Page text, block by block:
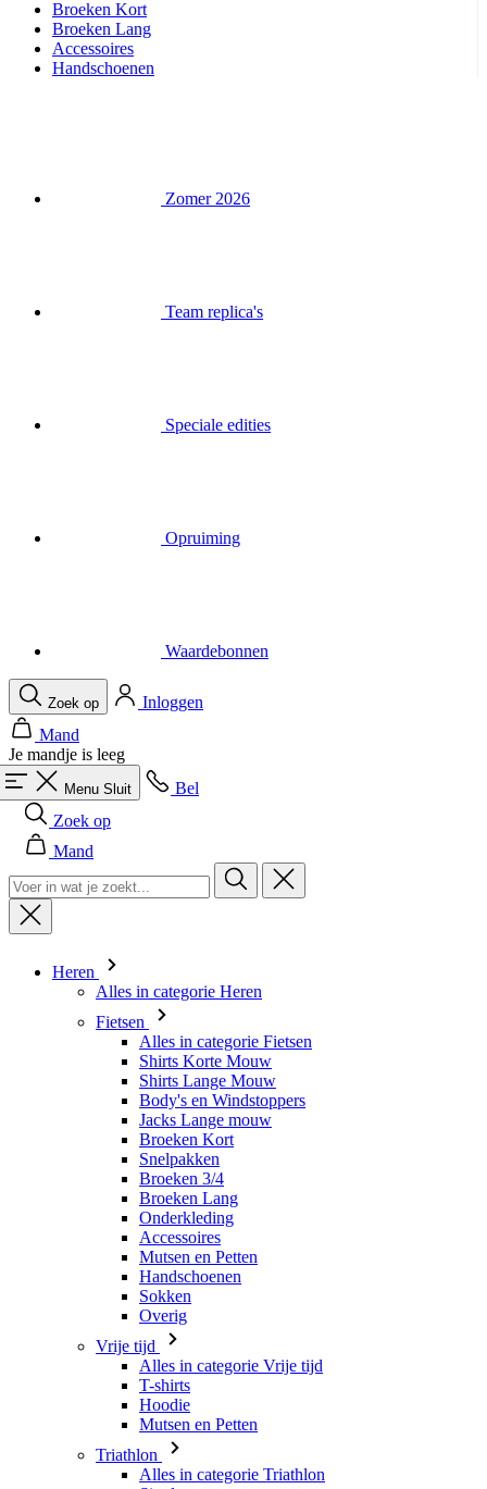
Je mandje is leeg
Menu Sluit
Bel
Zoek op
Mand
Heren
Alles in categorie Heren
Shirts Lange Mouw
Body's en Windstoppers
Jacks Lange mouw
Broeken Kort
Snelpakken
Broeken 3/4
Broeken Lang
Onderkleding
Accessoires
Mutsen en Petten
Handschoenen
Sokken
Overig
Vrije tijd
Alles in categorie Vrije tijd
T-shirts
Hoodie
Mutsen en Petten
Triathlon
Alles in categorie Triathlon
Singlet
Snelpakken
Broeken Kort
Zomer 2026
Team replica's